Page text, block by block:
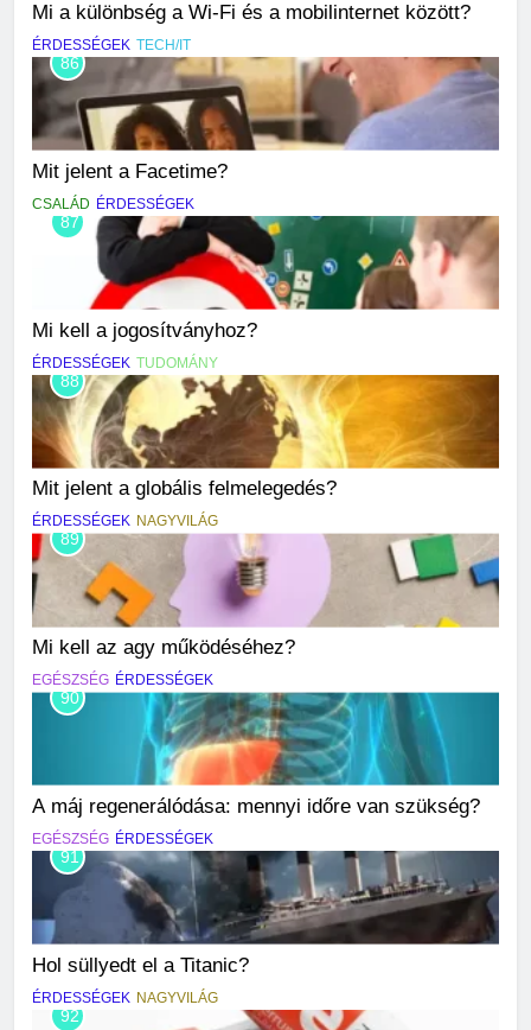
Mi a különbség a Wi-Fi és a mobilinternet között?
ÉRDESSÉGEK TECH/IT
86
Mit jelent a Facetime?
CSALÁD ÉRDESSÉGEK
87
Mi kell a jogosítványhoz?
ÉRDESSÉGEK TUDOMÁNY
88
Mit jelent a globális felmelegedés?
ÉRDESSÉGEK NAGYVILÁG
89
Mi kell az agy működéséhez?
EGÉSZSÉG ÉRDESSÉGEK
90
A máj regenerálódása: mennyi időre van szükség?
EGÉSZSÉG ÉRDESSÉGEK
91
Hol süllyedt el a Titanic?
ÉRDESSÉGEK NAGYVILÁG
92